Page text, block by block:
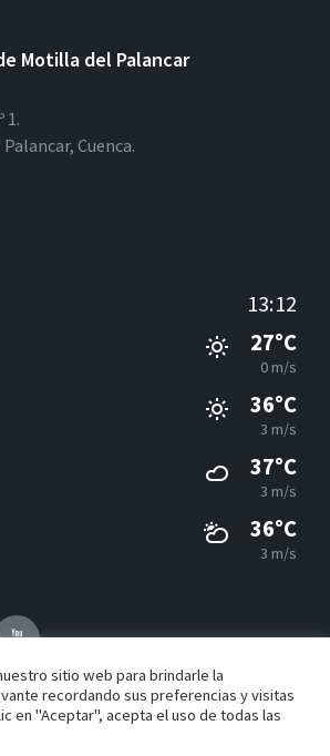
Motilla del Palancar
1.
Cuenca.
13:12
27°C
0 m/s
36°C
3 m/s
37°C
3 m/s
36°C
3 m/s
Youtube
- Desarrollado por Grupo
sitio web para brindarle la
recordando sus preferencias y visitas
en "Aceptar", acepta el uso de todas las